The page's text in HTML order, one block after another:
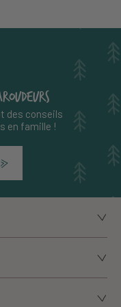
des conseils
en famille !